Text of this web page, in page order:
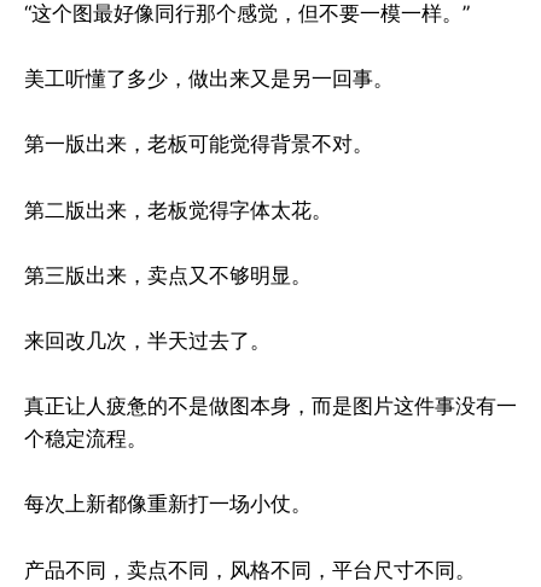
“这个图最好像同行那个感觉，但不要一模一样。”
美工听懂了多少，做出来又是另一回事。
第一版出来，老板可能觉得背景不对。
第二版出来，老板觉得字体太花。
第三版出来，卖点又不够明显。
来回改几次，半天过去了。
真正让人疲惫的不是做图本身，而是图片这件事没有一
个稳定流程。
每次上新都像重新打一场小仗。
产品不同，卖点不同，风格不同，平台尺寸不同。